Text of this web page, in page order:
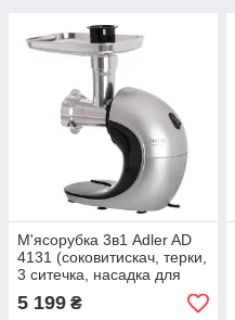
М'ясорубка 3в1 Adler AD
4131 (соковитискач, терки,
3 ситечка, насадка для
ковбасок, реверс,
компактна)
5 199 ₴